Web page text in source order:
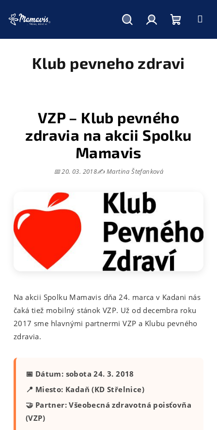
košík
Klub pevneho zdravi
VZP – Klub pevného
zdravia na akcii Spolku
Mamavis
📅 20. 03. 2018✍️ Martina Štefanková
Na akcii Spolku Mamavis dňa 24. marca v Kadani nás
čaká tiež mobilný stánok VZP. Už od decembra roku
2017 sme hlavnými partnermi VZP a Klubu pevného
zdravia.
📅 Dátum: sobota 24. 3. 2018
📍 Miesto: Kadaň (KD Střelnice)
🤝 Partner: Všeobecná zdravotná poisťovňa
(VZP)